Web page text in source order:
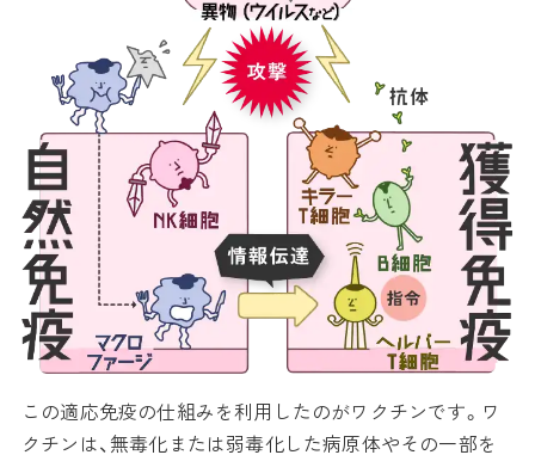
この適応免疫の仕組みを利用したのがワクチンです。ワ
クチンは、無毒化または弱毒化した病原体やその一部を